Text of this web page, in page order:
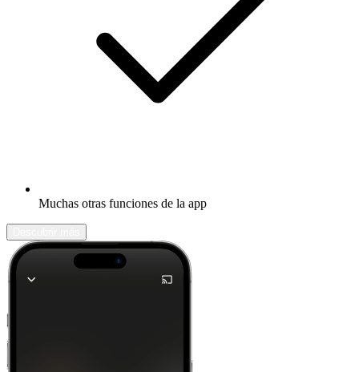
Muchas otras funciones de la app